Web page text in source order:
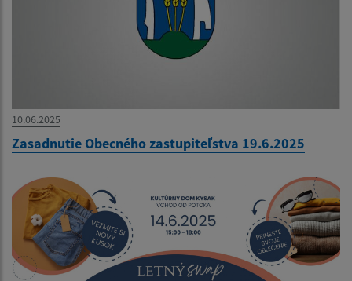
10.06.2025
Zasadnutie Obecného zastupiteľstva 19.6.2025